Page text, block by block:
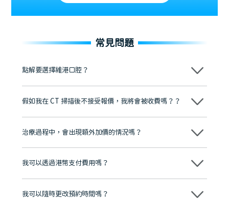
常見問題
點解要選擇維港口腔？
維港口腔踐行「醫道濟世」的大學校訓，各分院匯聚來自香港、內地的
牌」、「2025香港企業領袖品牌」，是諾貝爾種植系統全球放心植牙中
至今已服務超過三十個國家和地區的顧客，受到粵港澳大灣區及周邊城
市市民極高的口碑評價及信任推薦 珠海、深圳設有八大分院，香港亦設
有咨詢及服務保障中心，有任何問題都可以隨時預約免費咨詢，讓人十
假如我在 CT 掃描後不接受報價，我將會被收費嗎？？
不會！只要未開始實際服務之前，你不會被收取任何費用。
治療過程中，會出現額外加價的情況嗎？
不會，治療前我們會詳細說明治療方案及對應的價錢，顧客同意並簽字
我可以透過港幣支付費用嗎？
可以。維港口腔會按照當日匯率轉算收取費用，而匯率會及時告知客人
我可以隨時更改預約時間嗎？